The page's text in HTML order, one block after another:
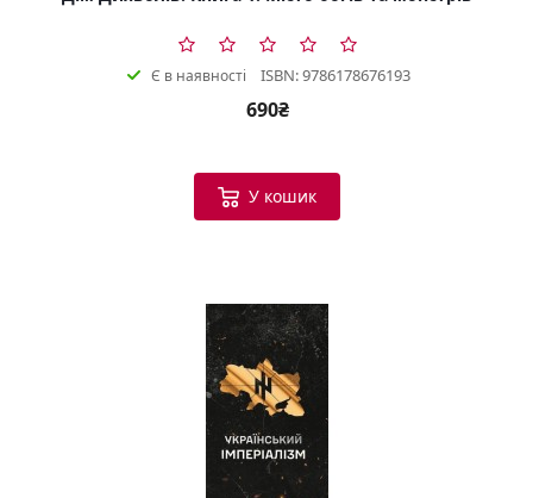
Є в наявності ISBN: 9786178676193
690₴
У кошик